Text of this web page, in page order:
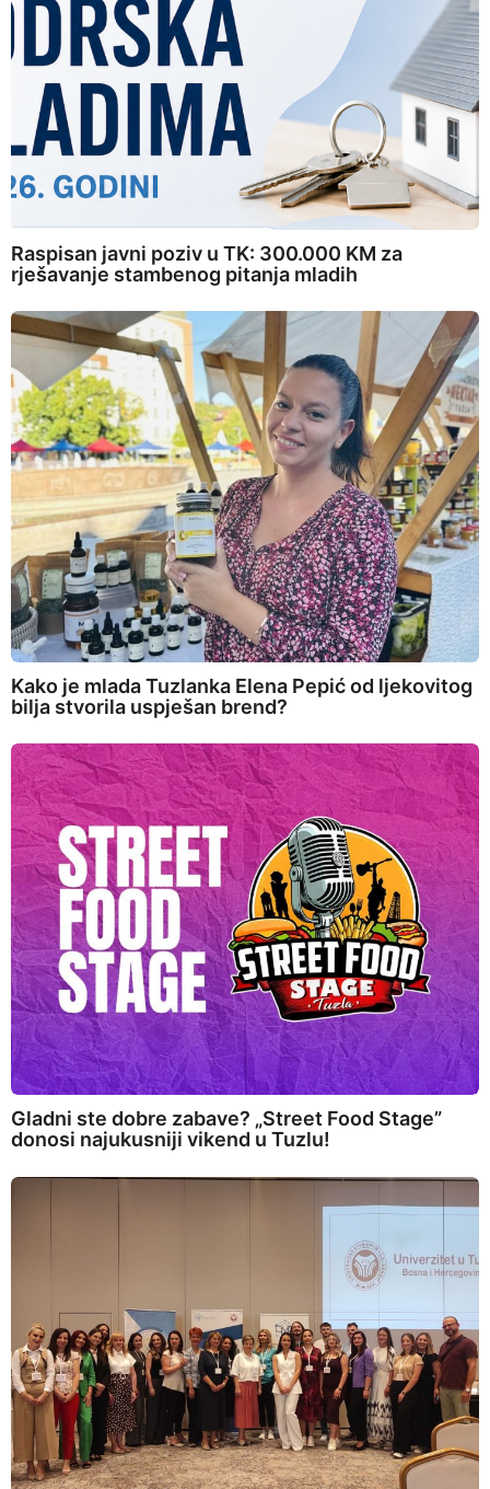
Raspisan javni poziv u TK: 300.000 KM za
rješavanje stambenog pitanja mladih
Kako je mlada Tuzlanka Elena Pepić od ljekovitog
bilja stvorila uspješan brend?
Gladni ste dobre zabave? „Street Food Stage”
donosi najukusniji vikend u Tuzlu!